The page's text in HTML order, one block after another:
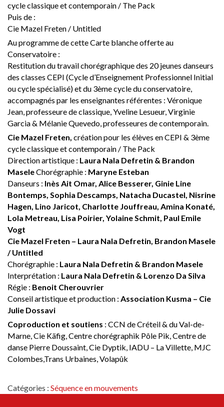
cycle classique et contemporain / The Pack
Puis de :
Cie Mazel Freten / Untitled
Au programme de cette Carte blanche offerte au
Conservatoire :
Restitution du travail chorégraphique des 20 jeunes danseurs
des classes CEPI (Cycle d’Enseignement Professionnel Initial
ou cycle spécialisé) et du 3ème cycle du conservatoire,
accompagnés par les enseignantes référentes : Véronique
Jean, professeure de classique, Yveline Lesueur, Virginie
Garcia & Mélanie Quevedo, professeures de contemporain.
Cie Mazel Freten, création pour les élèves en CEPI & 3ème
cycle classique et contemporain / The Pack
Direction artistique : Laura Nala Defretin & Brandon
MaseleChorégraphie : Maryne Esteban
Danseurs : Inès Ait Omar, Alice Besserer, Ginie Line
Bontemps, Sophia Descamps, Natacha Ducastel, Nisrine
Hagen, Lino Jaricot, Charlotte Jouffreau, Amina Konaté,
Lola Metreau, Lisa Poirier, Yolaine Schmit, Paul Emile
Vogt
Cie Mazel Freten – Laura Nala Defretin, Brandon Masele
/ Untitled
Chorégraphie : Laura Nala Defretin & Brandon Masele
Interprétation : Laura Nala Defretin & Lorenzo Da Silva
Régie : Benoit Cherouvrier
Conseil artistique et production : Association Kusma – Cie
Julie Dossavi
Coproduction et soutiens : CCN de Créteil & du Val-de-
Marne, Cie Käfig, Centre chorégraphik Pôle Pik, Centre de
danse Pierre Doussaint, Cie Dyptik, IADU – La Villette, MJC
Colombes,Trans Urbaines, Volapûk
Catégories : Séquence en mouvements